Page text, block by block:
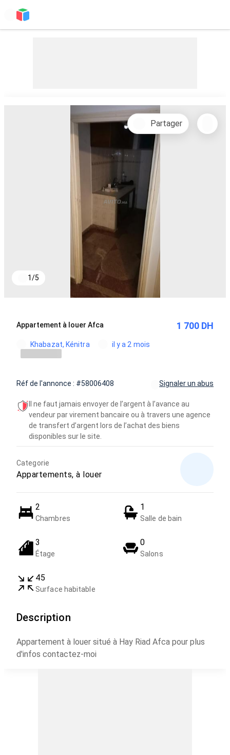
1/5
Partager
Appartement à louer Afca 1 700 DH
Khabazat, Kénitra il y a 2 mois
Réf de l'annonce : #58006408 Signaler un abus
Il ne faut jamais envoyer de l’argent à l’avance au
vendeur par virement bancaire ou à travers une agence
de transfert d’argent lors de l’achat des biens
disponibles sur le site.
Categorie
Appartements, à louer
2
Chambres
1
Salle de bain
3
Étage
0
Salons
45
Surface habitable
Description
Appartement à louer situé à Hay Riad Afca pour plus
d'infos contactez-moi